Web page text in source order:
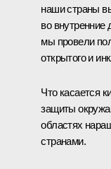
наши страны
во внутренние
мы провели
открытого и
Что касается
защиты
областях
странами.